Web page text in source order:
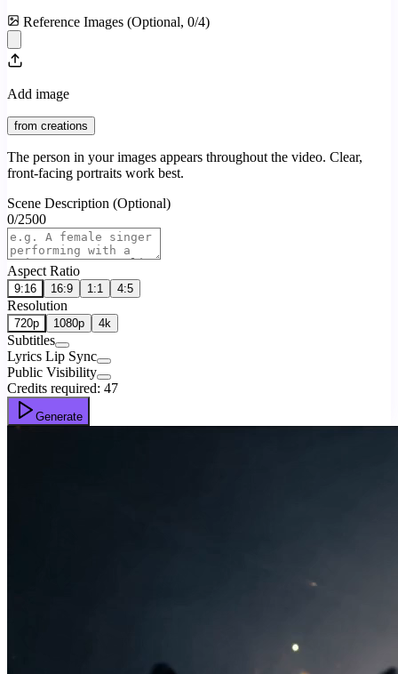
Reference Images (Optional, 0/4)
Add image
from creations
The person in your images appears throughout the video. Clear,
front-facing portraits work best.
Scene Description (Optional)
0/2500
Aspect Ratio
9:16 16:9 1:1 4:5
Resolution
720p 1080p 4k
Subtitles
Lyrics Lip Sync
Public Visibility
Credits required: 47
Generate